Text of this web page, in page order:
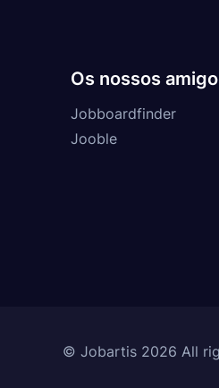
Os nossos
Jobboardfinder
Jooble
© Jobartis 2026 All